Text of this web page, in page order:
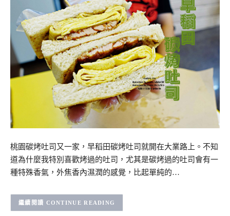
桃園碳烤吐司又一家，早稻田碳烤吐司就開在大業路上。不知
道為什麼我特別喜歡烤過的吐司，尤其是碳烤過的吐司會有一
種特殊香氣，外焦香內濕潤的感覺，比起單純的…
CONTINUE READING